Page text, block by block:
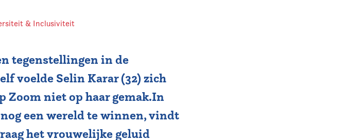
& Inclusiviteit
tegenstellingen in de
voelde Selin Karar (32) zich
Zoom niet op haar gemak.In
een wereld te winnen, vindt
het vrouwelijke geluid